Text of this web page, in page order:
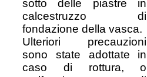
sotto delle piastre in
calcestruzzo di
fondazione della vasca.
Ulteriori precauzioni
sono state adottate in
caso di rottura, o